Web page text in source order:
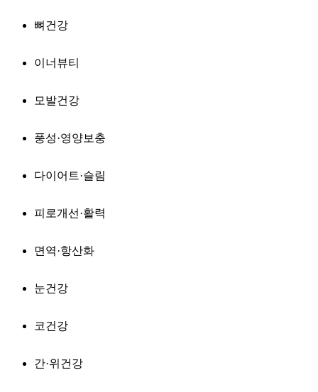
뼈건강
이너뷰티
모발건강
풍성·영양보충
다이어트·슬림
피로개선·활력
면역·항산화
눈건강
코건강
간·위건강